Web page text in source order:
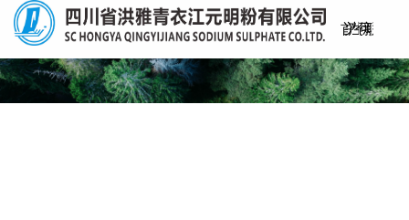
首
页
关
于
产
品
生
产
仓
储
可
持
新
闻
联
系